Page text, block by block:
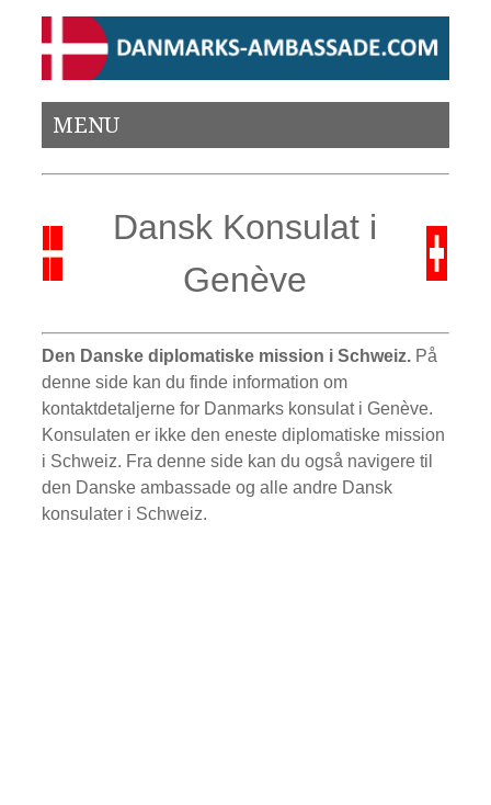
MENU
Dansk Konsulat i
Genève
Den Danske diplomatiske mission i Schweiz. På
denne side kan du finde information om
kontaktdetaljerne for Danmarks konsulat i Genève.
Konsulaten er ikke den eneste diplomatiske mission
i Schweiz. Fra denne side kan du også navigere til
den Danske ambassade og alle andre Dansk
konsulater i Schweiz.